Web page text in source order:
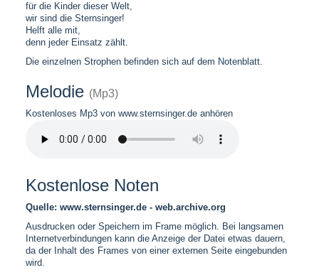
für die Kinder dieser Welt,
wir sind die Sternsinger!
Helft alle mit,
denn jeder Einsatz zählt.
Die einzelnen Strophen befinden sich auf dem Notenblatt.
Melodie (Mp3)
Kostenloses Mp3 von www.sternsinger.de anhören
Kostenlose Noten
Quelle: www.sternsinger.de - web.archive.org
Ausdrucken oder Speichern im Frame möglich. Bei langsamen
Internetverbindungen kann die Anzeige der Datei etwas dauern,
da der Inhalt des Frames von einer externen Seite eingebunden
wird.